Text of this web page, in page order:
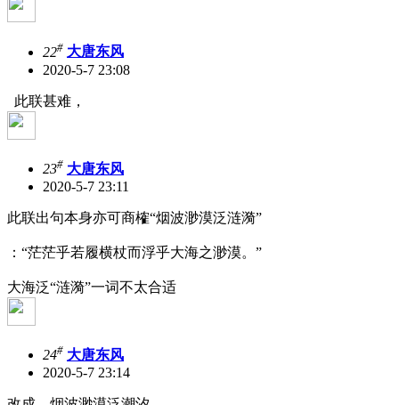
22# 大唐东风
2020-5-7 23:08
此联甚难，
23# 大唐东风
2020-5-7 23:11
此联出句本身亦可商榷“烟波渺漠泛涟漪”
：“茫茫乎若履横杖而浮乎大海之渺漠。”
大海泛“涟漪”一词不太合适
24# 大唐东风
2020-5-7 23:14